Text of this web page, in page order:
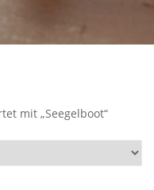
mit „Seegelboot“